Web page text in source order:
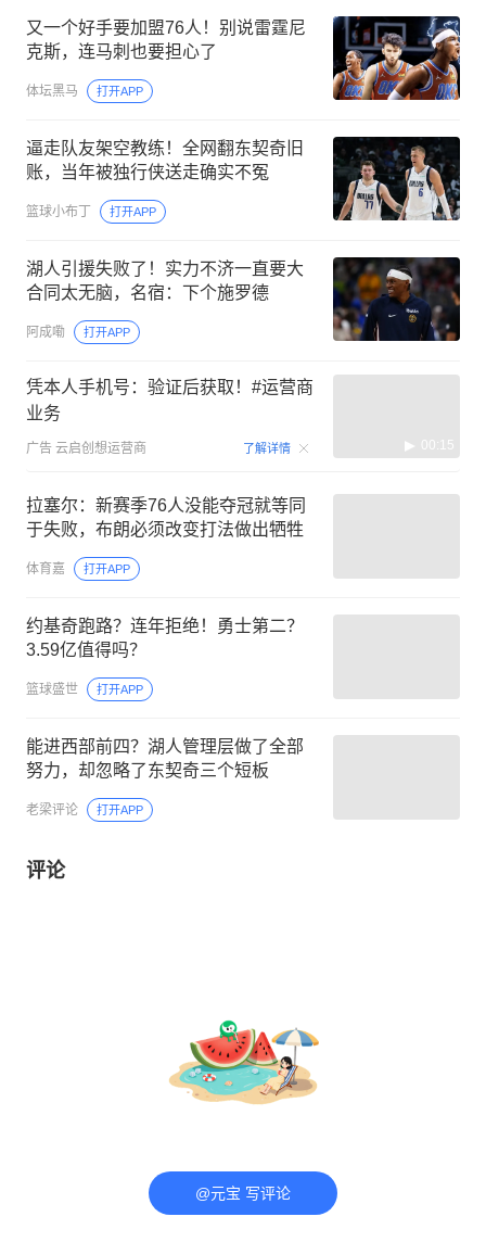
又一个好手要加盟76人！别说雷霆尼
克斯，连马刺也要担心了
体坛黑马 打开APP
逼走队友架空教练！全网翻东契奇旧
账，当年被独行侠送走确实不冤
篮球小布丁 打开APP
湖人引援失败了！实力不济一直要大
合同太无脑，名宿：下个施罗德
阿成嘞 打开APP
凭本人手机号：验证后获取！#运营商
业务
广告 云启创想运营商 了解详情 00:15
拉塞尔：新赛季76人没能夺冠就等同
于失败，布朗必须改变打法做出牺牲
体育嘉 打开APP
约基奇跑路？连年拒绝！勇士第二？
3.59亿值得吗？
篮球盛世 打开APP
能进西部前四？湖人管理层做了全部
努力，却忽略了东契奇三个短板
老梁评论 打开APP
评论
@元宝 写评论